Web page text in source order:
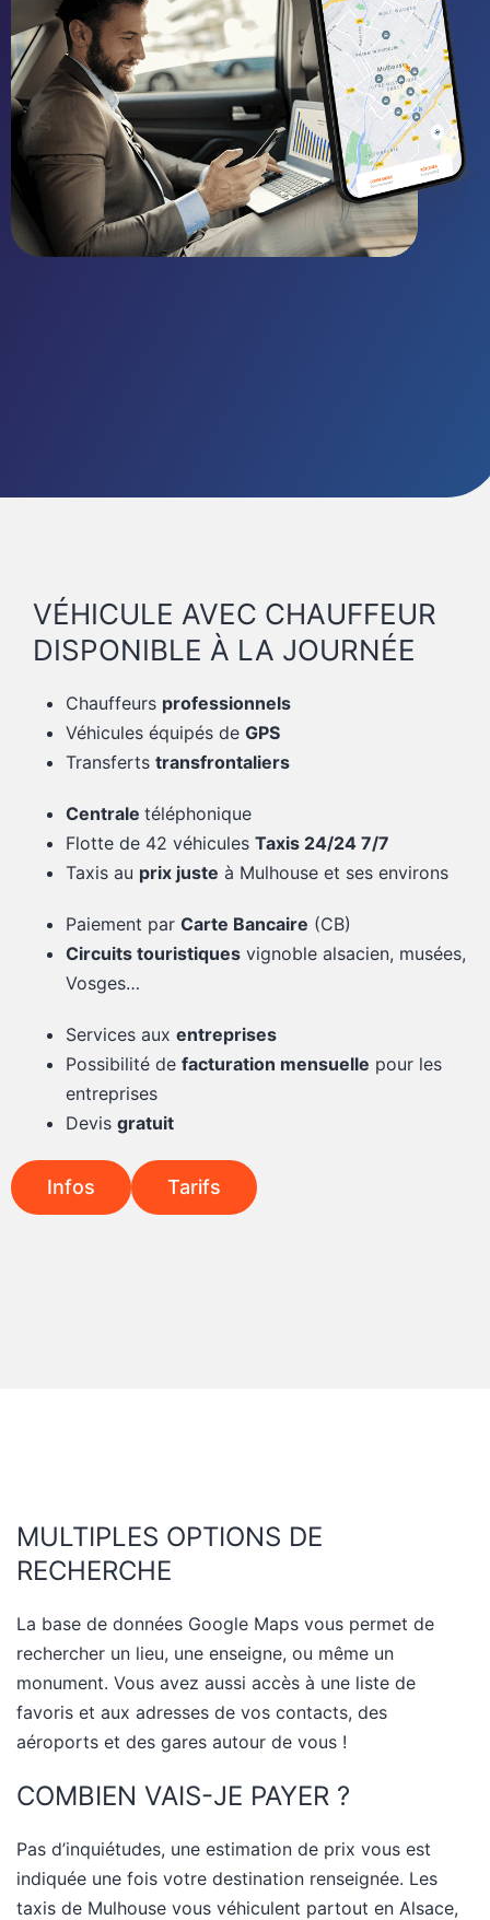
VÉHICULE AVEC CHAUFFEUR
DISPONIBLE À LA JOURNÉE
Chauffeurs professionnels
Véhicules équipés de GPS
Transferts transfrontaliers
Centrale téléphonique
Flotte de 42 véhicules Taxis 24/24 7/7
Taxis au prix juste à Mulhouse et ses environs
Paiement par Carte Bancaire (CB)
Circuits touristiquesvignoble alsacien, musées,
Vosges…
Services aux entreprises
Possibilité de facturation mensuelle pour les
entreprises
Devis gratuit
Infos Tarifs
MULTIPLES OPTIONS DE
RECHERCHE
La base de données Google Maps vous permet de
rechercher un lieu, une enseigne, ou même un
monument. Vous avez aussi accès à une liste de
favoris et aux adresses de vos contacts, des
aéroports et des gares autour de vous !
COMBIEN VAIS-JE PAYER ?
Pas d’inquiétudes, une estimation de prix vous est
indiquée une fois votre destination renseignée. Les
taxis de Mulhouse vous véhiculent partout en Alsace,